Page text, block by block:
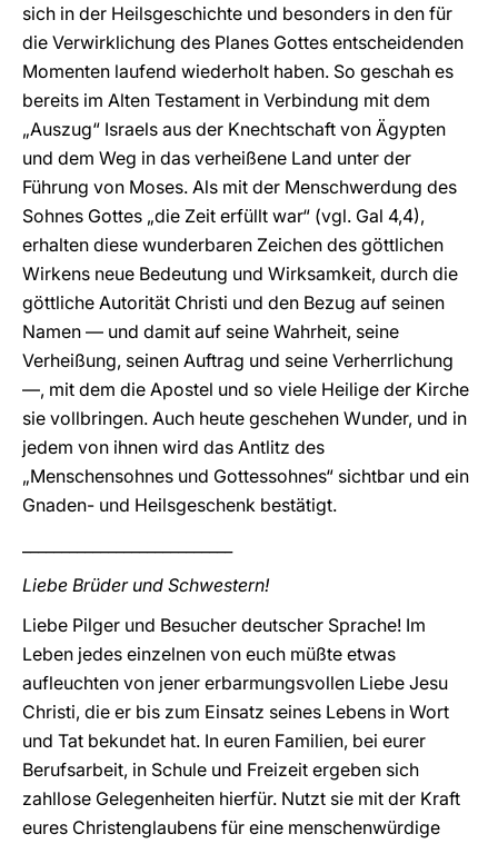
sich in der Heilsgeschichte und besonders in den für
die Verwirklichung des Planes Gottes entscheidenden
Momenten laufend wiederholt haben. So geschah es
bereits im Alten Testament in Verbindung mit dem
„Auszug“ Israels aus der Knechtschaft von Ägypten
und dem Weg in das verheißene Land unter der
Führung von Moses. Als mit der Menschwerdung des
Sohnes Gottes „die Zeit erfüllt war“ (vgl. Gal 4,4),
erhalten diese wunderbaren Zeichen des göttlichen
Wirkens neue Bedeutung und Wirksamkeit, durch die
göttliche Autorität Christi und den Bezug auf seinen
Namen — und damit auf seine Wahrheit, seine
Verheißung, seinen Auftrag und seine Verherrlichung
—, mit dem die Apostel und so viele Heilige der Kirche
sie vollbringen. Auch heute geschehen Wunder, und in
jedem von ihnen wird das Antlitz des
„Menschensohnes und Gottessohnes“ sichtbar und ein
Gnaden- und Heilsgeschenk bestätigt.
Liebe Brüder und Schwestern!
Liebe Pilger und Besucher deutscher Sprache! Im
Leben jedes einzelnen von euch müßte etwas
aufleuchten von jener erbarmungsvollen Liebe Jesu
Christi, die er bis zum Einsatz seines Lebens in Wort
und Tat bekundet hat. In euren Familien, bei eurer
Berufsarbeit, in Schule und Freizeit ergeben sich
zahllose Gelegenheiten hierfür. Nutzt sie mit der Kraft
eures Christenglaubens für eine menschenwürdige